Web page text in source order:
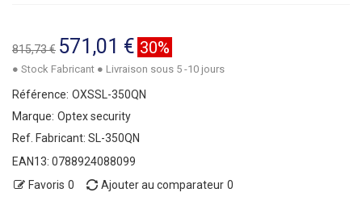
815,73 € 571,01 € 30%
● Stock Fabricant ● Livraison sous 5 -10 jours
Référence: OXSSL-350QN
Marque: Optex security
Ref. Fabricant: SL-350QN
EAN13: 0788924088099
Favoris 0 Ajouter au comparateur 0